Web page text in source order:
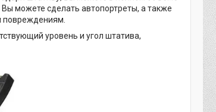
можете сделать автопортреты, а также
повреждениям.
уровень и угол штатива,